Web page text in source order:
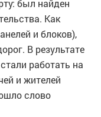
был найден
Как
и блоков),
В результате
работать на
и жителей
слово